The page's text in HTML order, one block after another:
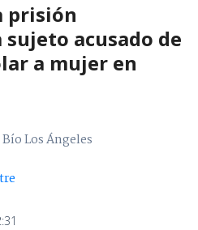
prisión
acusado de
a mujer en
Los Ángeles